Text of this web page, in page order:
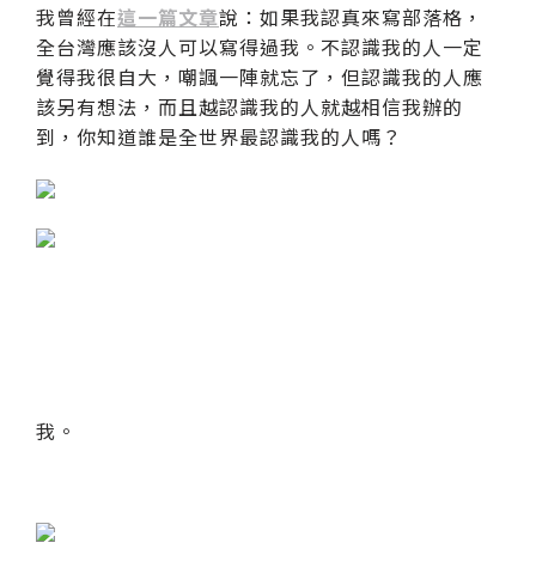
我曾經在這一篇文章說：如果我認真來寫部落格，
全台灣應該沒人可以寫得過我。不認識我的人一定
覺得我很自大，嘲諷一陣就忘了，但認識我的人應
該另有想法，而且越認識我的人就越相信我辦的
到，你知道誰是全世界最認識我的人嗎？
我。